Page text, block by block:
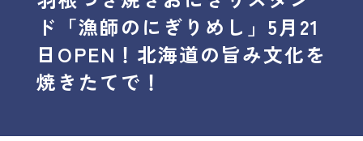
ド「漁師のにぎりめし」5月21
日OPEN！北海道の旨み文化を
焼きたてで！